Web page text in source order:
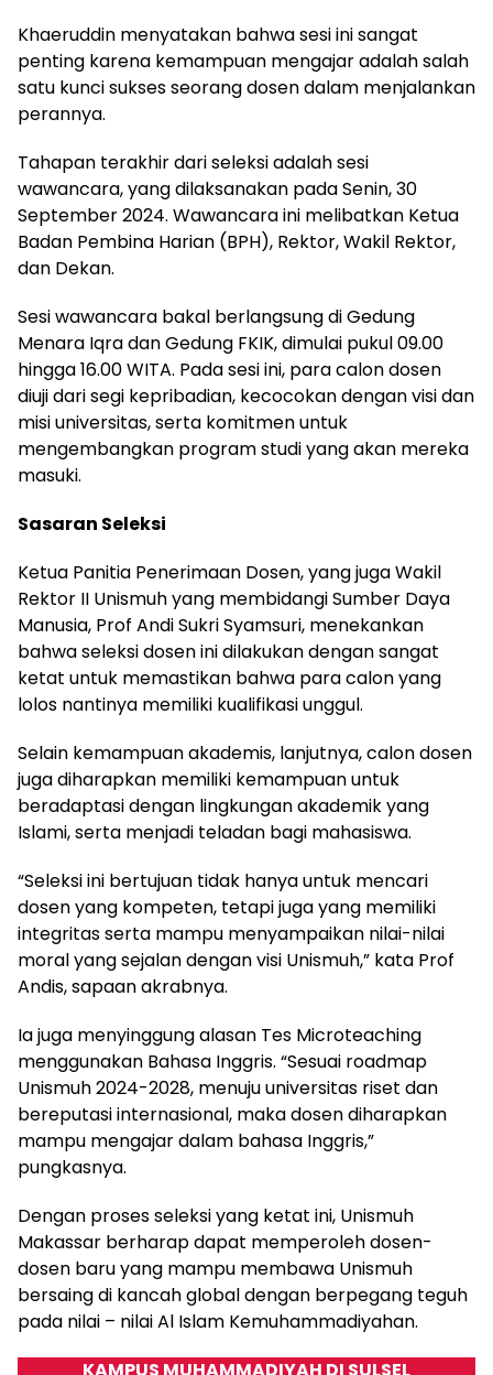
Khaeruddin menyatakan bahwa sesi ini sangat
penting karena kemampuan mengajar adalah salah
satu kunci sukses seorang dosen dalam menjalankan
perannya.
Tahapan terakhir dari seleksi adalah sesi
wawancara, yang dilaksanakan pada Senin, 30
September 2024. Wawancara ini melibatkan Ketua
Badan Pembina Harian (BPH), Rektor, Wakil Rektor,
dan Dekan.
Sesi wawancara bakal berlangsung di Gedung
Menara Iqra dan Gedung FKIK, dimulai pukul 09.00
hingga 16.00 WITA. Pada sesi ini, para calon dosen
diuji dari segi kepribadian, kecocokan dengan visi dan
misi universitas, serta komitmen untuk
mengembangkan program studi yang akan mereka
masuki.
Sasaran Seleksi
Ketua Panitia Penerimaan Dosen, yang juga Wakil
Rektor II Unismuh yang membidangi Sumber Daya
Manusia, Prof Andi Sukri Syamsuri, menekankan
bahwa seleksi dosen ini dilakukan dengan sangat
ketat untuk memastikan bahwa para calon yang
lolos nantinya memiliki kualifikasi unggul.
Selain kemampuan akademis, lanjutnya, calon dosen
juga diharapkan memiliki kemampuan untuk
beradaptasi dengan lingkungan akademik yang
Islami, serta menjadi teladan bagi mahasiswa.
“Seleksi ini bertujuan tidak hanya untuk mencari
dosen yang kompeten, tetapi juga yang memiliki
integritas serta mampu menyampaikan nilai-nilai
moral yang sejalan dengan visi Unismuh,” kata Prof
Andis, sapaan akrabnya.
Ia juga menyinggung alasan Tes Microteaching
menggunakan Bahasa Inggris. “Sesuai roadmap
Unismuh 2024-2028, menuju universitas riset dan
bereputasi internasional, maka dosen diharapkan
mampu mengajar dalam bahasa Inggris,”
pungkasnya.
Dengan proses seleksi yang ketat ini, Unismuh
Makassar berharap dapat memperoleh dosen-
dosen baru yang mampu membawa Unismuh
bersaing di kancah global dengan berpegang teguh
pada nilai – nilai Al Islam Kemuhammadiyahan.